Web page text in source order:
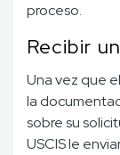
proceso.
Recibir
Una vez que
la
sobre su
USCIS le